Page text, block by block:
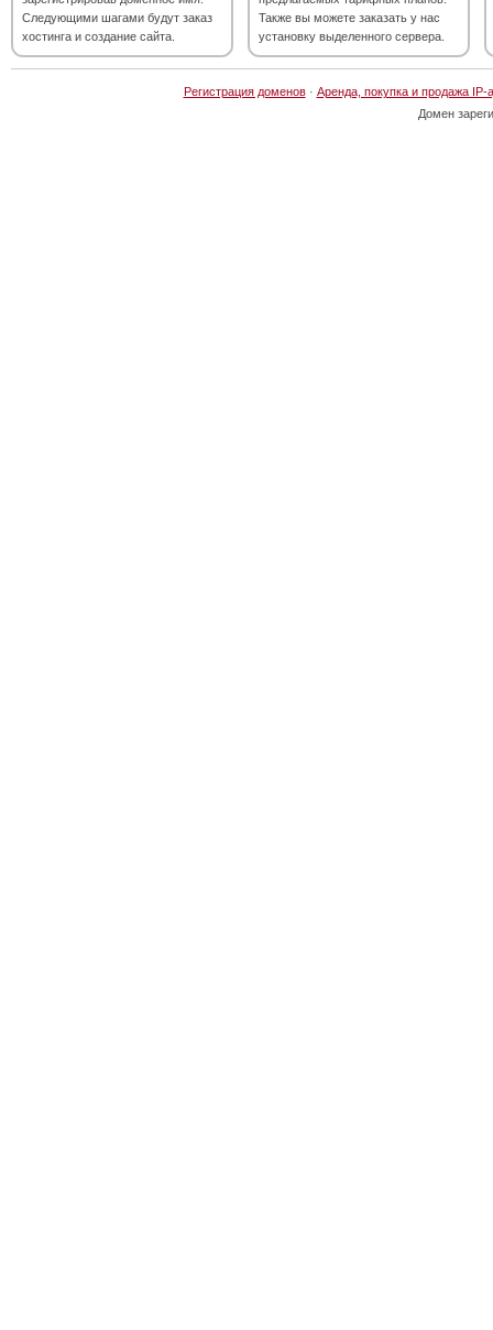
Следующими шагами будут заказ
хостинга и создание сайта.
Также вы можете заказать у нас
установку выделенного сервера.
Регистрация доменов· Аренда, покупка и продажа IP-
Домен